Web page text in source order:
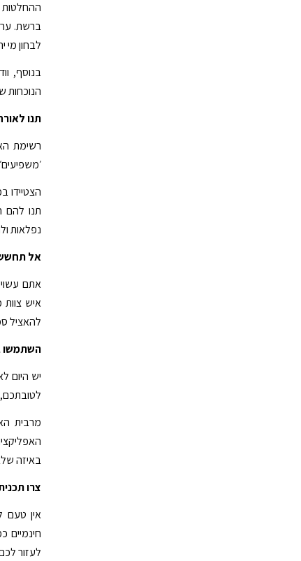
ההחלטות
ברשת.
לבחון מי
בנוסף,
הנוכחות
תנו
רשימת
הצטיידו
תנו להם
נפלאות
אל
אתם
איש
להאציל
השתמשו
יש היום
מרבית
באיזה
צרו
אין טעם
חינמיים
לעזור